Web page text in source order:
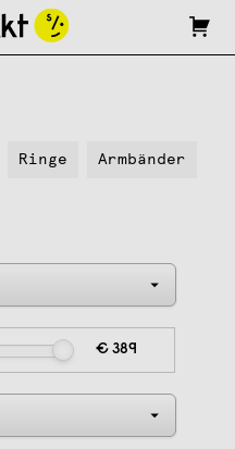
Ringe Armbänder
€ 389